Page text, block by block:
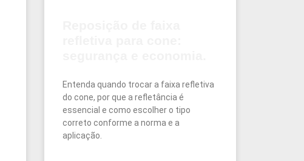
Entenda quando trocar a faixa refletiva
do cone, por que a refletância é
essencial e como escolher o tipo
correto conforme a norma e a
aplicação.